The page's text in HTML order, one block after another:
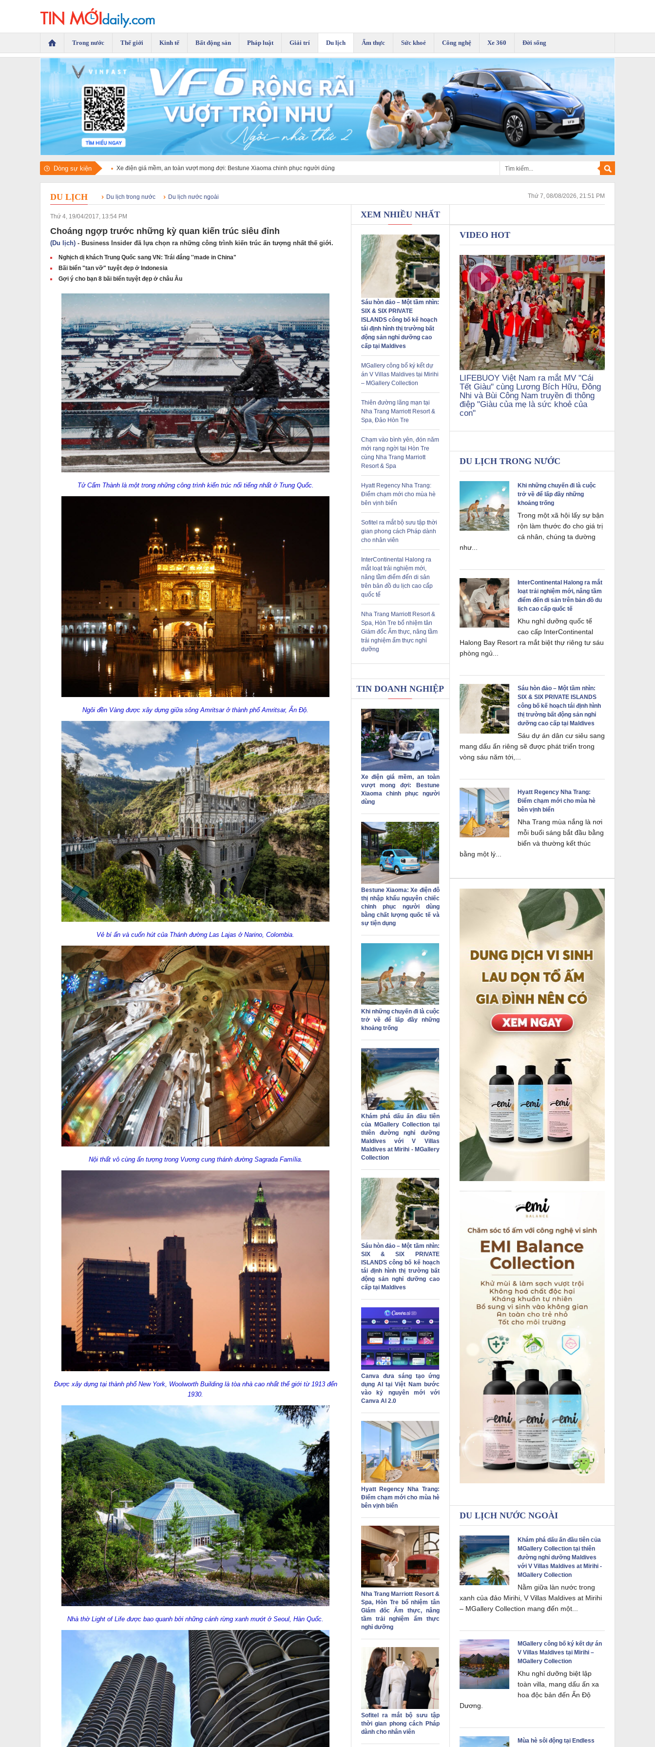
Trong nước Thế giới Kinh tế Bất động sản Pháp luật Giải trí Du lịch Ẩm thực Sức khoẻ Công nghệ Xe 360 Đời sống
Dòng sự kiện Xe điện giá mềm, an toàn vượt mong đợi: Bestune Xiaoma chinh phục người dùng
DU LỊCH Du lịch trong nước Du lịch nước ngoài Thứ 7, 08/08/2026, 21:51 PM
Thứ 4, 19/04/2017, 13:54 PM
Choáng ngợp trước những kỳ quan kiến trúc siêu đỉnh
(Du lịch) - Business Insider đã lựa chọn ra những công trình kiến trúc ấn tượng nhất thế giới.
Nghịch dị khách Trung Quốc sang VN: Trái đắng ''made in China"
Bãi biển "tan vỡ" tuyệt đẹp ở Indonesia
Gợi ý cho bạn 8 bãi biển tuyệt đẹp ở châu Âu
Tử Cấm Thành là một trong những công trình kiến trúc nổi tiếng nhất ở Trung Quốc.
Ngôi đền Vàng được xây dựng giữa sông Amritsar ở thành phố Amritsar, Ấn Độ.
Vẻ bí ẩn và cuốn hút của Thánh đường Las Lajas ở Narino, Colombia.
Nội thất vô cùng ấn tượng trong Vương cung thánh đường Sagrada Família.
Được xây dựng tại thành phố New York, Woolworth Building là tòa nhà cao nhất thế giới từ 1913 đến
1930.
Nhà thờ Light of Life được bao quanh bởi những cánh rừng xanh mướt ở Seoul, Hàn Quốc.
XEM NHIỀU NHẤT
Sáu hòn đảo – Một tầm nhìn:
SIX & SIX PRIVATE
ISLANDS công bố kế hoạch
tái định hình thị trường bất
động sản nghỉ dưỡng cao
cấp tại Maldives
MGallery công bố ký kết dự
án V Villas Maldives tại Mirihi
– MGallery Collection
Thiên đường lãng mạn tại
Nha Trang Marriott Resort &
Spa, Đảo Hòn Tre
Chạm vào bình yên, đón năm
mới rạng ngời tại Hòn Tre
cùng Nha Trang Marriott
Resort & Spa
Hyatt Regency Nha Trang:
Điểm chạm mới cho mùa hè
bên vịnh biển
Sofitel ra mắt bộ sưu tập thời
gian phong cách Pháp dành
cho nhân viên
InterContinental Halong ra
mắt loạt trải nghiệm mới,
nâng tầm điểm đến di sản
trên bản đồ du lịch cao cấp
quốc tế
Nha Trang Marriott Resort &
Spa, Hòn Tre bổ nhiệm tân
Giám đốc Ẩm thực, nâng tầm
trải nghiệm ẩm thực nghỉ
dưỡng
TIN DOANH NGHIỆP
Xe điện giá mềm, an toàn
vượt mong đợi: Bestune
Xiaoma chinh phục người
dùng
Bestune Xiaoma: Xe điện đô
thị nhập khẩu nguyên chiếc
chinh phục người dùng
bằng chất lượng quốc tế và
sự tiện dụng
Khi những chuyến đi là cuộc
trở về để lấp đầy những
khoảng trống
Khám phá dấu ấn đầu tiên
của MGallery Collection tại
thiên đường nghỉ dưỡng
Maldives với V Villas
Maldives at Mirihi - MGallery
Collection
Sáu hòn đảo – Một tầm nhìn:
SIX & SIX PRIVATE
ISLANDS công bố kế hoạch
tái định hình thị trường bất
động sản nghỉ dưỡng cao
cấp tại Maldives
Canva đưa sáng tạo ứng
dụng AI tại Việt Nam bước
vào kỷ nguyên mới với
Canva AI 2.0
Hyatt Regency Nha Trang:
Điểm chạm mới cho mùa hè
bên vịnh biển
Nha Trang Marriott Resort &
Spa, Hòn Tre bổ nhiệm tân
Giám đốc Ẩm thực, nâng
tầm trải nghiệm ẩm thực
nghỉ dưỡng
Sofitel ra mắt bộ sưu tập
thời gian phong cách Pháp
dành cho nhân viên
VIDEO HOT
LIFEBUOY Việt Nam ra mắt MV "Cái
Tết Giàu" cùng Lương Bích Hữu, Đông
Nhi và Bùi Công Nam truyền đi thông
điệp "Giàu của mẹ là sức khoẻ của
con"
DU LỊCH TRONG NƯỚC
Khi những chuyến đi là cuộc
trở về để lấp đầy những
khoảng trống
Trong một xã hội lấy sự bận
rộn làm thước đo cho giá trị
cá nhân, chúng ta dường
như...
InterContinental Halong ra mắt
loạt trải nghiệm mới, nâng tầm
điểm đến di sản trên bản đồ du
lịch cao cấp quốc tế
Khu nghỉ dưỡng quốc tế
cao cấp InterContinental
Halong Bay Resort ra mắt biệt thự riêng tư sáu
phòng ngủ...
Sáu hòn đảo – Một tầm nhìn:
SIX & SIX PRIVATE ISLANDS
công bố kế hoạch tái định hình
thị trường bất động sản nghỉ
dưỡng cao cấp tại Maldives
Sáu dự án dân cư siêu sang
mang dấu ấn riêng sẽ được phát triển trong
vòng sáu năm tới,...
Hyatt Regency Nha Trang:
Điểm chạm mới cho mùa hè
bên vịnh biển
Nha Trang mùa nắng là nơi
mỗi buổi sáng bắt đầu bằng
biển và thường kết thúc
bằng một lý...
DU LỊCH NƯỚC NGOÀI
Khám phá dấu ấn đầu tiên của
MGallery Collection tại thiên
đường nghỉ dưỡng Maldives
với V Villas Maldives at Mirihi -
MGallery Collection
Nằm giữa làn nước trong
xanh của đảo Mirihi, V Villas Maldives at Mirihi
– MGallery Collection mang đến một...
MGallery công bố ký kết dự án
V Villas Maldives tại Mirihi –
MGallery Collection
Khu nghỉ dưỡng biệt lập
toàn villa, mang dấu ấn xa
hoa độc bản đến Ấn Độ
Dương.
Mùa hè sôi động tại Endless